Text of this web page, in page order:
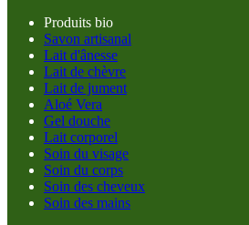
Produits bio
Savon artisanal
Lait d'ânesse
Lait de chèvre
Lait de jument
Aloé Vera
Gel douche
Lait corporel
Soin du visage
Soin du corps
Soin des cheveux
Soin des mains